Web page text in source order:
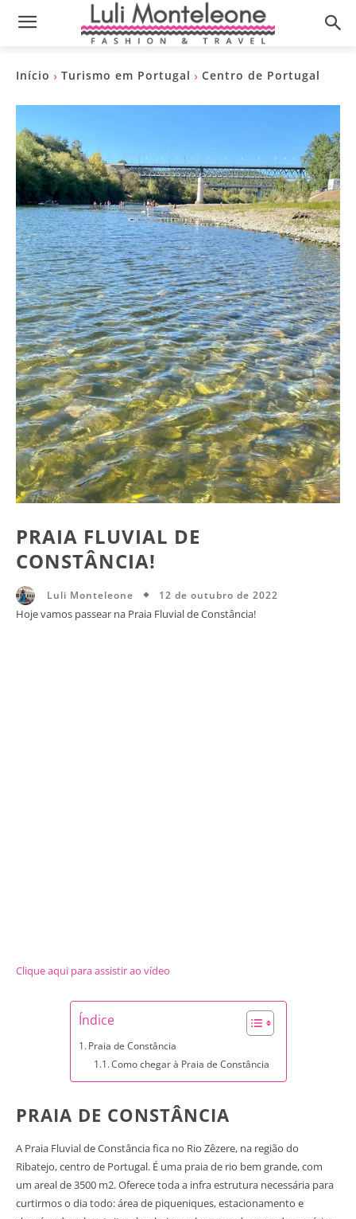
Início Turismo em Portugal Centro de Portugal
PRAIA FLUVIAL DE
CONSTÂNCIA!
Luli Monteleone 12 de outubro de 2022
Hoje vamos passear na Praia Fluvial de Constância!
Clique aqui para assistir ao vídeo
Índice
Praia de Constância
Como chegar à Praia de Constância
PRAIA DE CONSTÂNCIA
A Praia Fluvial de Constância fica no Rio Zêzere, na região do
Ribatejo, centro de Portugal. É uma praia de rio bem grande, com
um areal de 3500 m2. Oferece toda a infra estrutura necessária para
curtirmos o dia todo: área de piqueniques, estacionamento e